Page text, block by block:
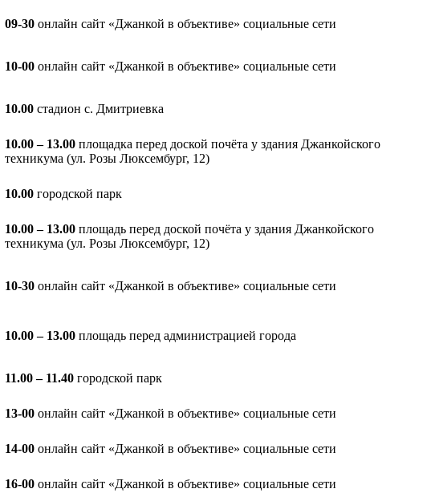
09-30 онлайн сайт «Джанкой в объективе» социальные сети
10-00 онлайн сайт «Джанкой в объективе» социальные сети
10.00 стадион с. Дмитриевка
10.00 – 13.00 площадка перед доской почёта у здания Джанкойского
техникума (ул. Розы Люксембург, 12)
10.00 городской парк
10.00 – 13.00 площадь перед доской почёта у здания Джанкойского
техникума (ул. Розы Люксембург, 12)
10-30 онлайн сайт «Джанкой в объективе» социальные сети
10.00 – 13.00 площадь перед администрацией города
11.00 – 11.40 городской парк
13-00 онлайн сайт «Джанкой в объективе» социальные сети
14-00 онлайн сайт «Джанкой в объективе» социальные сети
16-00 онлайн сайт «Джанкой в объективе» социальные сети